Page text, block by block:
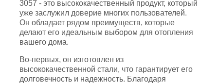
3057 - это высококачественный продукт, который
уже заслужил доверие многих пользователей.
Он обладает рядом преимуществ, которые
делают его идеальным выбором для отопления
вашего дома.
Во-первых, он изготовлен из
высококачественной стали, что гарантирует его
долговечность и надежность. Благодаря